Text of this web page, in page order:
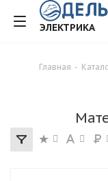
ЭЛЕКТРИКА
Главная -